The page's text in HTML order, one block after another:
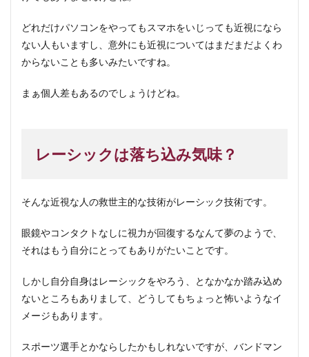
どれだけパソコンをやってもスマホをいじっても近視になら
ない人もいますし、意外にも近視についてはまだまだよくわ
からないことも多いみたいですね。
まぁ個人差もあるのでしょうけどね。
レーシックは落ち込み気味？
そんな近視な人の救世主的な技術がレーシック技術です。
眼鏡やコンタクトなしに視力が回復するなんて夢のようで、
それはもう自分にとってもありがたいことです。
しかし自分自身はレーシックをやろう、となかなか踏み込め
ないところもありまして、どうしてもちょっと怖いようなイ
メージもあります。
スポーツ選手とかならしたかもしれないですが、バンドマン